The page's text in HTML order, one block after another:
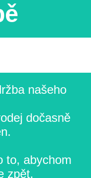
našeho
dočasně
to, abychom
zpět.